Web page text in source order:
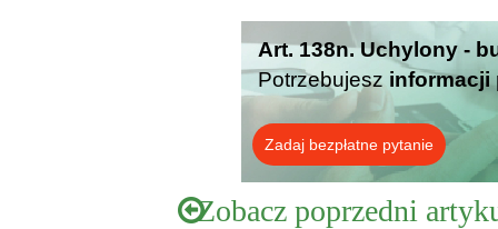
Art. 138n. Uchylony -
Potrzebujesz informacji
Zadaj bezpłatne pytanie
Zobacz poprzedni